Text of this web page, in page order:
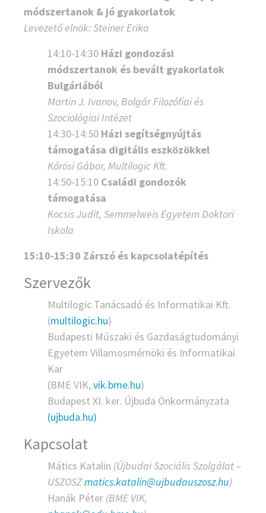
módszertanok & jó gyakorlatok
Levezető elnök:Steiner Erika
14:10-14:30 Házi gondozási
módszertanok és bevált gyakorlatok
Bulgáriából
Martin J. Ivanov, Bolgár Filozófiai és
Szociológiai Intézet
14:30-14:50 Házi segítségnyújtás
támogatása digitális eszközökkel
Kőrösi Gábor, Multilogic Kft.
14:50-15:10 Családi gondozók
támogatása
Kocsis Judit, Semmelweis Egyetem Doktori
Iskola
15:10-15:30 Zárszó és kapcsolatépítés
Szervezők
Multilogic Tanácsadó és Informatikai Kft.
(multilogic.hu)
Budapesti Műszaki és Gazdaságtudományi
Egyetem Villamosmérnöki és Informatikai
Kar
(BME VIK,vik.bme.hu)
Budapest XI. ker. Újbuda Önkormányzata
(ujbuda.hu)
Kapcsolat
Mátics Katalin (Újbudai Szociális Szolgálat –
USZOSZmatics.katalin@ujbudauszosz.hu)
Hanák Péter (BME VIK,